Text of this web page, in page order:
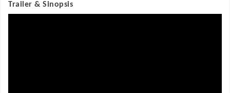
Trailer & Sinopsis